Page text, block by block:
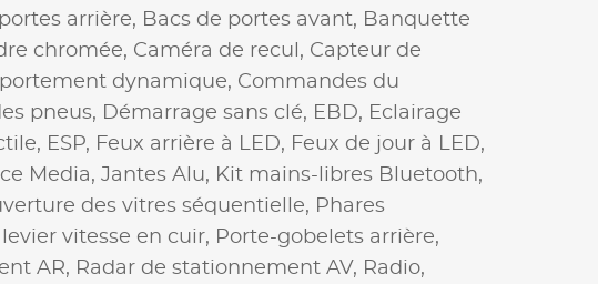
arrière, Bacs de portes avant, Banquette
chromée, Caméra de recul, Capteur de
dynamique, Commandes du
pneus, Démarrage sans clé, EBD, Eclairage
ESP, Feux arrière à LED, Feux de jour à LED,
Media, Jantes Alu, Kit mains-libres Bluetooth,
des vitres séquentielle, Phares
vitesse en cuir, Porte-gobelets arrière,
AR, Radar de stationnement AV, Radio,